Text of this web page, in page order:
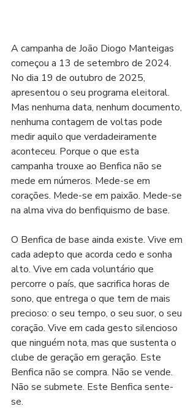
A campanha de João Diogo Manteigas
começou a 13 de setembro de 2024.
No dia 19 de outubro de 2025,
apresentou o seu programa eleitoral.
Mas nenhuma data, nenhum documento,
nenhuma contagem de voltas pode
medir aquilo que verdadeiramente
aconteceu. Porque o que esta
campanha trouxe ao Benfica não se
mede em números. Mede-se em
corações. Mede-se em paixão. Mede-se
na alma viva do benfiquismo de base.
O Benfica de base ainda existe. Vive em
cada adepto que acorda cedo e sonha
alto. Vive em cada voluntário que
percorre o país, que sacrifica horas de
sono, que entrega o que tem de mais
precioso: o seu tempo, o seu suor, o seu
coração. Vive em cada gesto silencioso
que ninguém nota, mas que sustenta o
clube de geração em geração. Este
Benfica não se compra. Não se vende.
Não se submete. Este Benfica sente-
se.